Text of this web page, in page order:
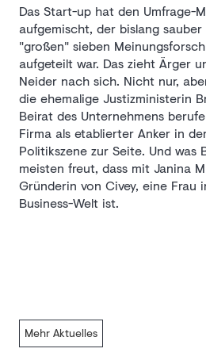
Das Start-up hat den Umfrage-
aufgemischt, der bislang
"großen" sieben
aufgeteilt war. Das zieht Ärger
Neider nach sich. Nicht nur,
die ehemalige Justizministerin
Beirat des Unternehmens
Firma als etablierter Anker in
Politikszene zur Seite. Und was
meisten freut, dass mit Janina
Gründerin von Civey, eine Frau
Business-Welt ist.
Mehr Aktuelles